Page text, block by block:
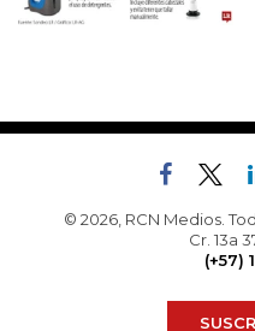
© 2026, RCN Medios.
Cr. 13a
(+57)